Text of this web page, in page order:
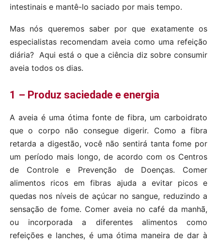
intestinais e mantê-lo saciado por mais tempo.
Mas nós queremos saber por que exatamente os
especialistas recomendam aveia como uma refeição
diária? Aqui está o que a ciência diz sobre consumir
aveia todos os dias.
1 – Produz saciedade e energia
A aveia é uma ótima fonte de fibra, um carboidrato
que o corpo não consegue digerir. Como a fibra
retarda a digestão, você não sentirá tanta fome por
um período mais longo, de acordo com os Centros
de Controle e Prevenção de Doenças. Comer
alimentos ricos em fibras ajuda a evitar picos e
quedas nos níveis de açúcar no sangue, reduzindo a
sensação de fome. Comer aveia no café da manhã,
ou incorporada a diferentes alimentos como
refeições e lanches, é uma ótima maneira de dar à